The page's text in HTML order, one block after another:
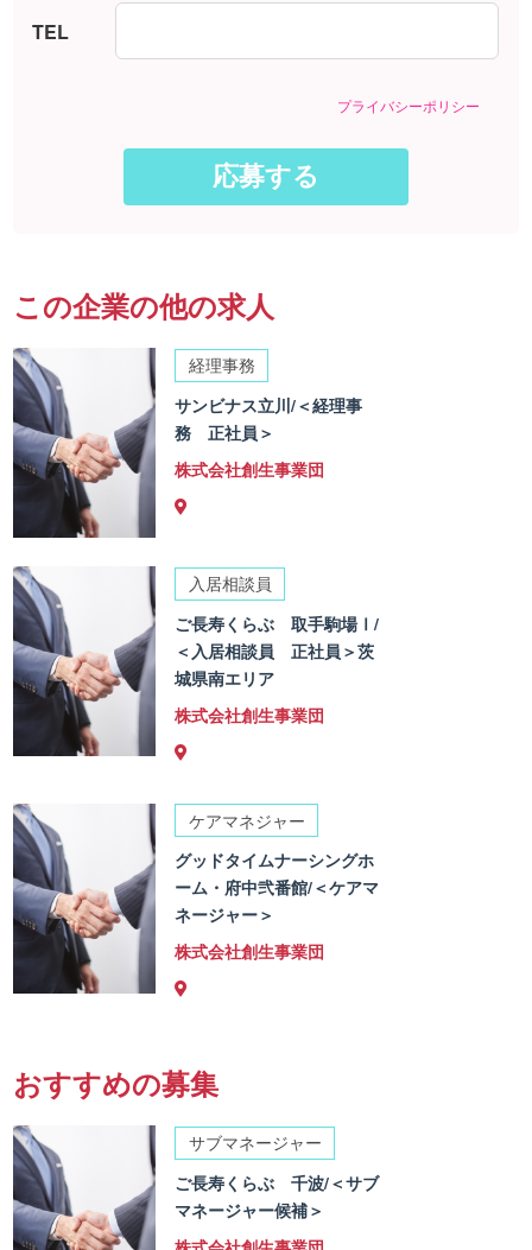
TEL
プライバシーポリシー
この企業の他の求人
経理事務
サンビナス立川/＜経理事
務 正社員＞
株式会社創生事業団
入居相談員
ご長寿くらぶ 取手駒場Ⅰ/
＜入居相談員 正社員＞茨
城県南エリア
株式会社創生事業団
ケアマネジャー
グッドタイムナーシングホ
ーム・府中弐番館/＜ケアマ
ネージャー＞
株式会社創生事業団
おすすめの募集
サブマネージャー
ご長寿くらぶ 千波/＜サブ
マネージャー候補＞